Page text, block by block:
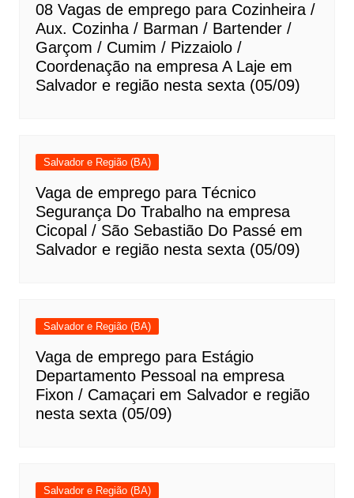
08 Vagas de emprego para Cozinheira /
Aux. Cozinha / Barman / Bartender /
Garçom / Cumim / Pizzaiolo /
Coordenação na empresa A Laje em
Salvador e região nesta sexta (05/09)
Salvador e Região (BA)
Vaga de emprego para Técnico
Segurança Do Trabalho na empresa
Cicopal / São Sebastião Do Passé em
Salvador e região nesta sexta (05/09)
Salvador e Região (BA)
Vaga de emprego para Estágio
Departamento Pessoal na empresa
Fixon / Camaçari em Salvador e região
nesta sexta (05/09)
Salvador e Região (BA)